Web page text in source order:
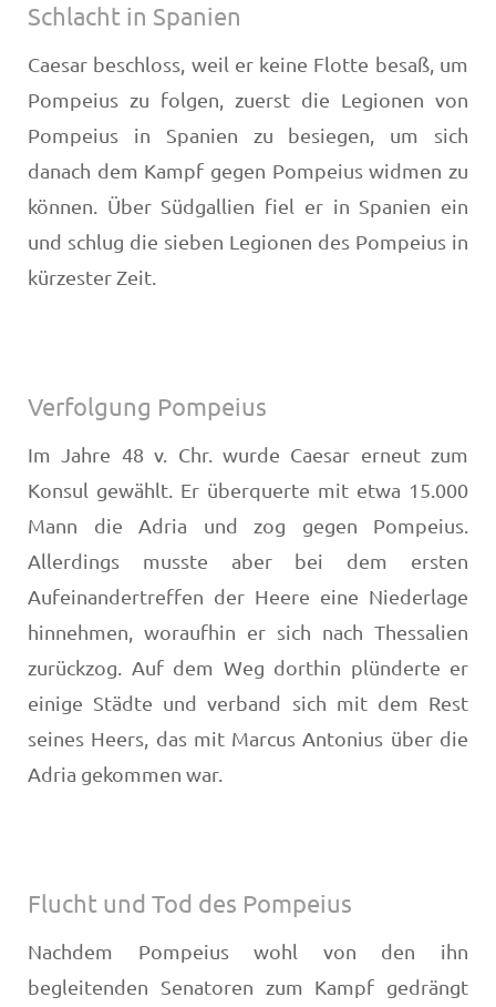
Schlacht in Spanien
Caesar beschloss, weil er keine Flotte besaß, um
Pompeius zu folgen, zuerst die Legionen von
Pompeius in Spanien zu besiegen, um sich
danach dem Kampf gegen Pompeius widmen zu
können. Über Südgallien fiel er in Spanien ein
und schlug die sieben Legionen des Pompeius in
kürzester Zeit.
Verfolgung Pompeius
Im Jahre 48 v. Chr. wurde Caesar erneut zum
Konsul gewählt. Er überquerte mit etwa 15.000
Mann die Adria und zog gegen Pompeius.
Allerdings musste aber bei dem ersten
Aufeinandertreffen der Heere eine Niederlage
hinnehmen, woraufhin er sich nach Thessalien
zurückzog. Auf dem Weg dorthin plünderte er
einige Städte und verband sich mit dem Rest
seines Heers, das mit Marcus Antonius über die
Adria gekommen war.
Flucht und Tod des Pompeius
Nachdem Pompeius wohl von den ihn
begleitenden Senatoren zum Kampf gedrängt